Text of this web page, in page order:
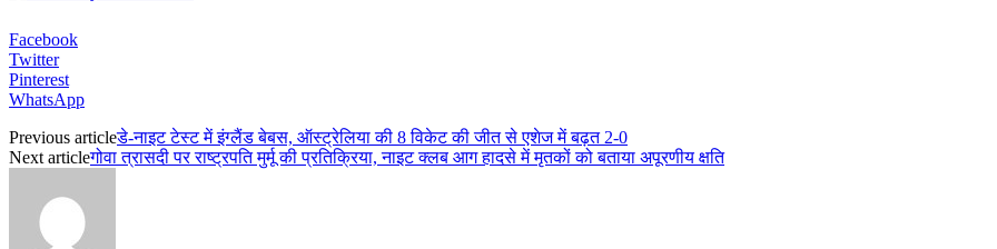
Facebook
Twitter
Pinterest
WhatsApp
Previous articleडे-नाइट टेस्ट में इंग्लैंड बेबस, ऑस्ट्रेलिया की 8 विकेट की जीत से एशेज में बढ़त 2-0
Next articleगोवा त्रासदी पर राष्ट्रपति मुर्मू की प्रतिक्रिया, नाइट क्लब आग हादसे में मृतकों को बताया अपूरणीय क्षति